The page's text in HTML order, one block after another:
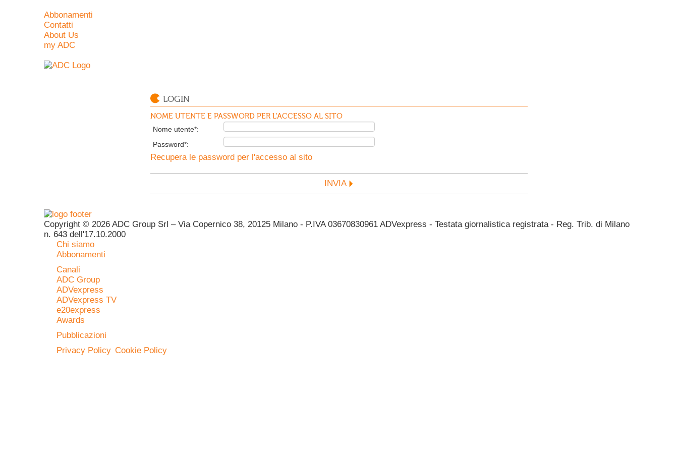
Abbonamenti
Contatti
About Us
my ADC
LOGIN
NOME UTENTE E PASSWORD PER L'ACCESSO AL SITO
Nome utente*:
Password*:
Recupera le password per l'accesso al sito
INVIA
Copyright © 2026 ADC Group Srl – Via Copernico 38, 20125 Milano - P.IVA 03670830961 ADVexpress - Testata giornalistica registrata - Reg. Trib. di Milano
n. 643 dell'17.10.2000
Chi siamo
Abbonamenti
Canali
ADC Group
ADVexpress
ADVexpress TV
e20express
Awards
Pubblicazioni
Privacy Policy Cookie Policy